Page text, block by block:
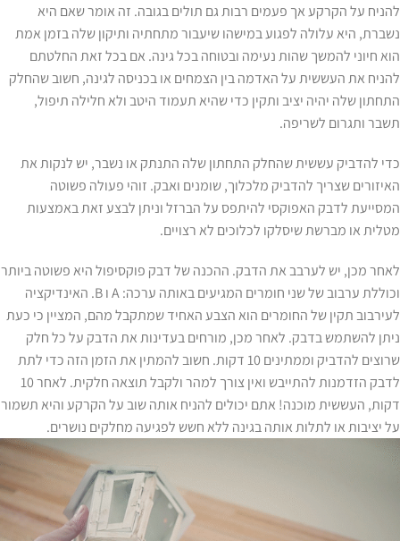
להניח על הקרקע אך פעמים רבות גם תולים בגובה. זה אומר שאם היא
נשברת, היא עלולה לפגוע במישהו שיעבור מתחתיה ותיקון שלה בזמן אמת
הוא חיוני להמשך שהות נעימה ובטוחה בכל גינה. אם בכל זאת החלטתם
להניח את העששית על האדמה בין הצמחים או בכניסה לגינה, חשוב שהחלק
התחתון שלה יהיה יציב ותקין כדי שהיא תעמוד היטב ולא חלילה תיפול,
תשבר ותגרום לשריפה.
כדי להדביק עששית שהחלק התחתון שלה התנתק או נשבר, יש לנקות את
האיזורים שצריך להדביק מלכלוך, שומנים ואבק. זוהי פעולה פשוטה
המסייעת לדבק האפוקסי להיתפס על הברזל וניתן לבצע זאת באמצעות
מטלית או מברשת שיסלקו לכלוכים לא רצויים.
לאחר מכן, יש לערבב את הדבק. ההכנה של דבק פוקסיפול היא פשוטה ביותר
וכוללת ערבוב של שני חומרים המגיעים באותה ערכה: A ו B. האינדיקציה
לעירבוב תקין של החומרים הוא הצבע האחיד שמתקבל מהם, המציין כי כעת
ניתן להשתמש בדבק. לאחר מכן, מורחים בעדינות את הדבק על כל חלק
שרוצים להדביק וממתינים 10 דקות. חשוב להמתין את הזמן הזה כדי לתת
לדבק הזדמנות להתייבש ואין צורך למהר ולקבל תוצאה חלקית. לאחר 10
דקות, העששית מוכנה! אתם יכולים להניח אותה שוב על הקרקע והיא תשמור
על יציבות או לתלות אותה בגינה ללא חשש לפגיעה מחלקים נושרים.